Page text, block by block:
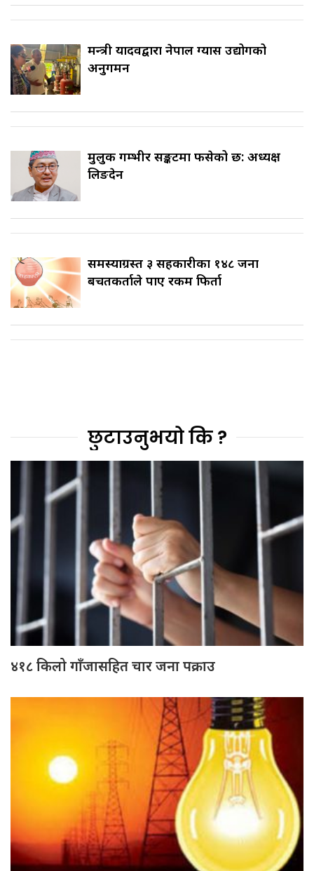
मन्त्री यादवद्वारा नेपाल ग्यास उद्योगको
अनुगमन
मुलुक गम्भीर सङ्कटमा फसेको छ: अध्यक्ष
लिङदेन
समस्याग्रस्त ३ सहकारीका १४८ जना
बचतकर्ताले पाए रकम फिर्ता
छुटाउनुभयो कि ?
४१८ किलो गाँजासहित चार जना पक्राउ